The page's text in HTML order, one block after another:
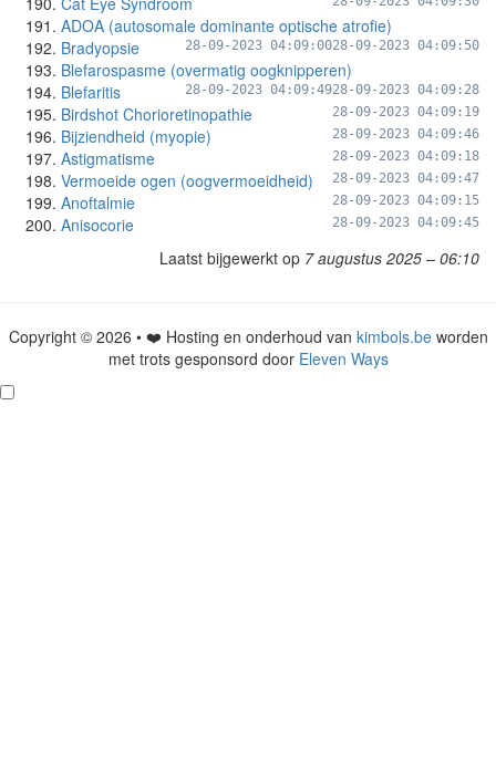
ADOA (autosomale dominante optische atrofie)
28-09-2023 04:09:50
Bradyopsie 28-09-2023 04:09:00
Blefarospasme (overmatig oogknipperen)
28-09-2023 04:09:28
Blefaritis 28-09-2023 04:09:49
Birdshot Chorioretinopathie 28-09-2023 04:09:19
Bijziendheid (myopie) 28-09-2023 04:09:46
Astigmatisme 28-09-2023 04:09:18
Vermoeide ogen (oogvermoeidheid) 28-09-2023 04:09:47
Anoftalmie 28-09-2023 04:09:15
Anisocorie 28-09-2023 04:09:45
Laatst bijgewerkt op 7 augustus 2025 – 06:10
Copyright © 2026 • ❤️ Hosting en onderhoud van kimbols.beworden
met trots gesponsord door Eleven Ways